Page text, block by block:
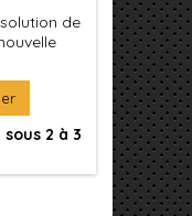
de
une
sur
! La
fois un
et un
seule
2 à 3